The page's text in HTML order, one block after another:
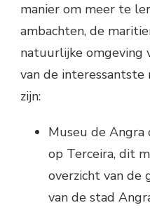
manier om meer te
ambachten, de
natuurlijke omgeving
van de interessantste
zijn:
Museu de Angra
op Terceira, dit
overzicht van de
van de stad